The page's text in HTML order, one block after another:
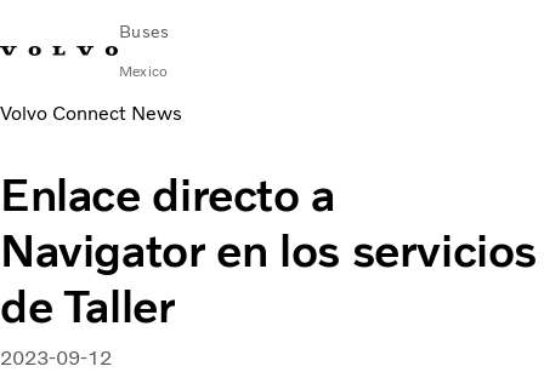
Buses
Mexico
Cambiar paísComuníquese con nosotros
AUTOBUSES URBANOS E INTERURBANOS
AUTOBUSES FORÁNEOS
Servicios
¿Por qué Volvo?
NOTICIAS E HISTORIAS
Contacto
Volvo Connect News
Enlace directo a
Navigator en los servicios
de Taller
2023-09-12